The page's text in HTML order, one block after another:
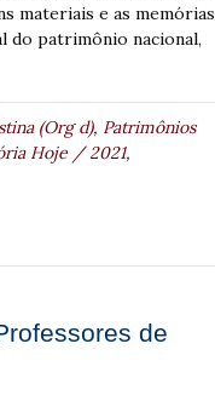
materiais e as memórias
do patrimônio nacional,
(Org d), Patrimônios
Hoje / 2021,
de